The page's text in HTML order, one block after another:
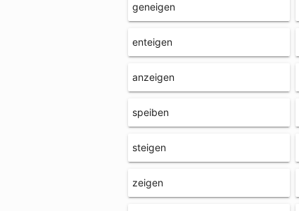
geneigen
enteigen
anzeigen
speiben
steigen
zeigen